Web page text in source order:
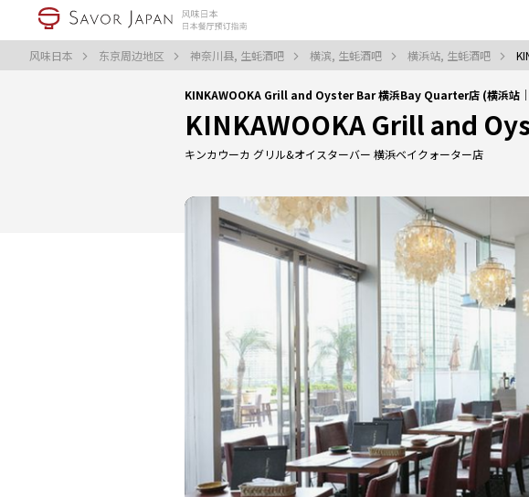
风味日本 东京周边地区 神奈川县, 生蚝酒吧 横滨, 生蚝酒吧 横浜站, 生蚝酒吧
KINKAWOOKA Grill and Oyster Bar 横浜Bay Quarter店 (横浜站
KINKAWOOKA Grill and
キンカウーカ グリル&オイスターバー 横浜ベイクォーター店